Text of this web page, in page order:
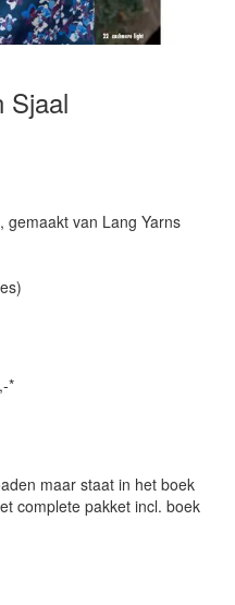
Sjaal
gemaakt van Lang Yarns
*
maar staat in het boek
complete pakket incl. boek